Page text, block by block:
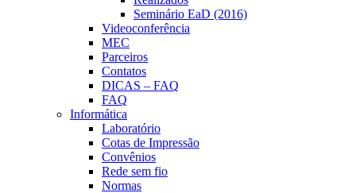
Seminário EaD (2016)
Videoconferência
MEC
Parceiros
Contatos
DICAS – FAQ
FAQ
Informática
Laboratório
Cotas de Impressão
Convênios
Rede sem fio
Normas